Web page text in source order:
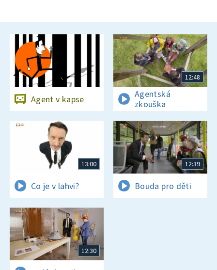
Agent v kapse
12:48
Agentská
zkouška
13:00
Co je v lahvi?
12:39
Bouda pro děti
12:30